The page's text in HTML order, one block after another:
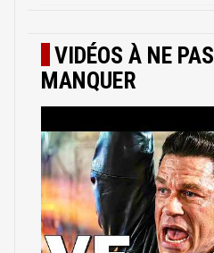
VIDÉOS À NE PAS
MANQUER